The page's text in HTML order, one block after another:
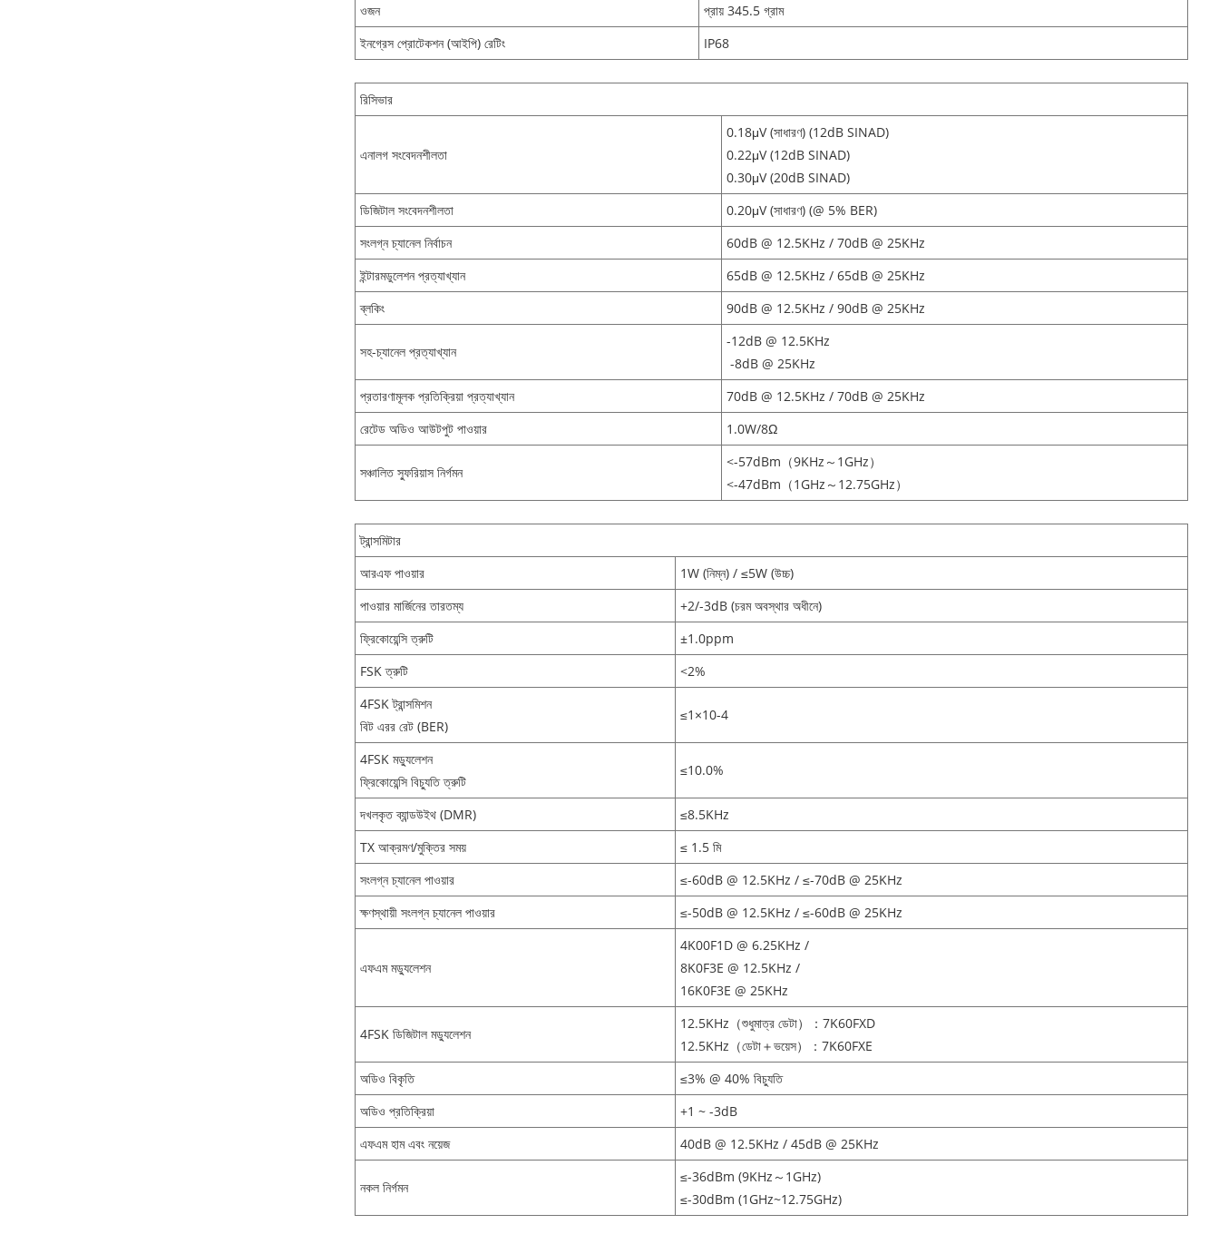
ওজন
প্রায় 345.5 গ্রাম
ইনগ্রেস প্রোটেকশন (আইপি) রেটিং
IP68
রিসিভার
এনালগ সংবেদনশীলতা
0.18μV (সাধারণ) (12dB SINAD)
0.22μV (12dB SINAD)
0.30μV (20dB SINAD)
ডিজিটাল সংবেদনশীলতা
0.20μV (সাধারণ) (@ 5% BER)
সংলগ্ন চ্যানেল নির্বাচন
60dB @ 12.5KHz / 70dB @ 25KHz
ইন্টারমডুলেশন প্রত্যাখ্যান
65dB @ 12.5KHz / 65dB @ 25KHz
ব্লকিং
90dB @ 12.5KHz / 90dB @ 25KHz
সহ-চ্যানেল প্রত্যাখ্যান
-12dB @ 12.5KHz
-8dB @ 25KHz
প্রতারণামূলক প্রতিক্রিয়া প্রত্যাখ্যান
70dB @ 12.5KHz / 70dB @ 25KHz
রেটেড অডিও আউটপুট পাওয়ার
1.0W/8Ω
সঞ্চালিত স্ফুরিয়াস নির্গমন
<-57dBm（9KHz～1GHz）
<-47dBm（1GHz～12.75GHz）
ট্রান্সমিটার
আরএফ পাওয়ার
1W (নিম্ন) / ≤5W (উচ্চ)
পাওয়ার মার্জিনের তারতম্য
+2/-3dB (চরম অবস্থার অধীনে)
ফ্রিকোয়েন্সি ত্রুটি
±1.0ppm
FSK ত্রুটি
<2%
4FSK ট্রান্সমিশন
বিট এরর রেট (BER)
≤1×10-4
4FSK মড্যুলেশন
ফ্রিকোয়েন্সি বিচ্যুতি ত্রুটি
≤10.0%
দখলকৃত ব্যান্ডউইথ (DMR)
≤8.5KHz
TX আক্রমণ/মুক্তির সময়
≤ 1.5 মি
সংলগ্ন চ্যানেল পাওয়ার
≤-60dB @ 12.5KHz / ≤-70dB @ 25KHz
ক্ষণস্থায়ী সংলগ্ন চ্যানেল পাওয়ার
≤-50dB @ 12.5KHz / ≤-60dB @ 25KHz
এফএম মড্যুলেশন
4K00F1D @ 6.25KHz /
8K0F3E @ 12.5KHz /
16K0F3E @ 25KHz
4FSK ডিজিটাল মড্যুলেশন
12.5KHz（শুধুমাত্র ডেটা）：7K60FXD
12.5KHz（ডেটা＋ভয়েস）：7K60FXE
অডিও বিকৃতি
≤3% @ 40% বিচ্যুতি
অডিও প্রতিক্রিয়া
+1 ~ -3dB
এফএম হাম এবং নয়েজ
40dB @ 12.5KHz / 45dB @ 25KHz
নকল নির্গমন
≤-36dBm (9KHz～1GHz)
≤-30dBm (1GHz~12.75GHz)